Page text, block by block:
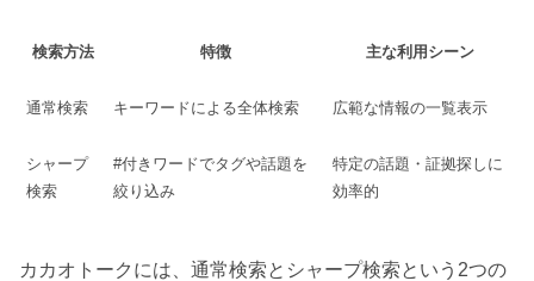
検索方法 特徴 主な利用シーン
通常検索 キーワードによる全体検索 広範な情報の一覧表示
シャープ
検索
#付きワードでタグや話題を
絞り込み
特定の話題・証拠探しに
効率的
カカオトークには、通常検索とシャープ検索という2つの